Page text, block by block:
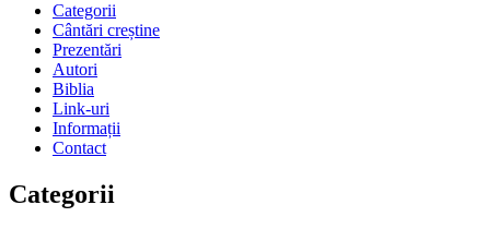
Categorii
Cântări creștine
Prezentări
Autori
Biblia
Link-uri
Informații
Contact
Categorii